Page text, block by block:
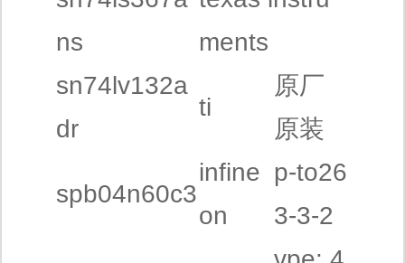
ns
ments
sn74lv132a
dr
ti
原厂
原装
spb04n60c3
infine
on
p-to26
3-3-2